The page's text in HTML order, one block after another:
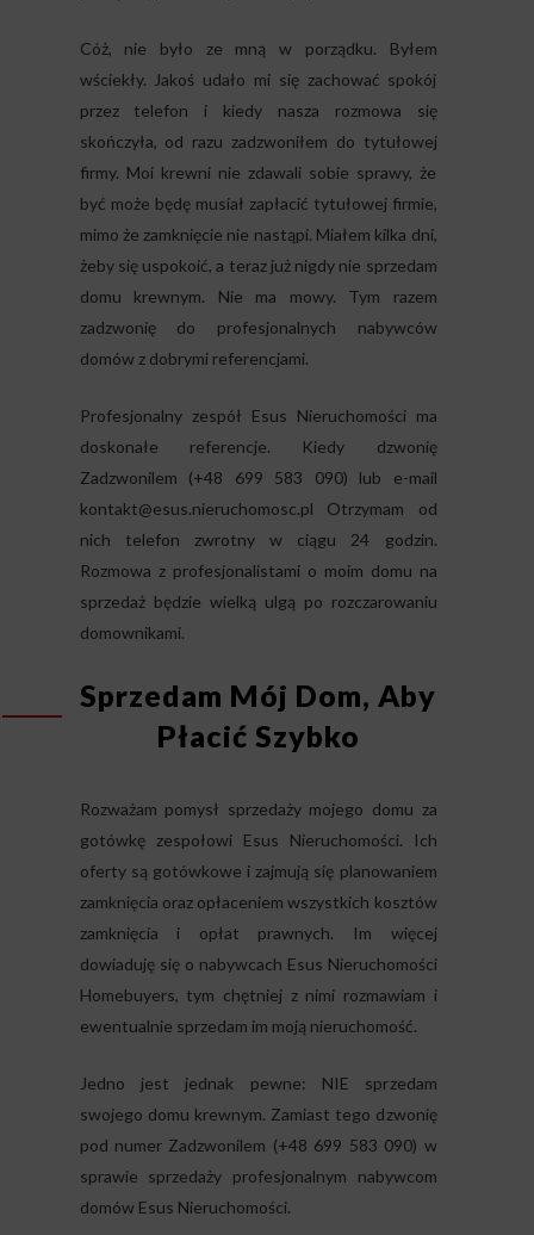
Cóż, nie było ze mną w porządku. Byłem
wściekły. Jakoś udało mi się zachować spokój
przez telefon i kiedy nasza rozmowa się
skończyła, od razu zadzwoniłem do tytułowej
firmy. Moi krewni nie zdawali sobie sprawy, że
być może będę musiał zapłacić tytułowej firmie,
mimo że zamknięcie nie nastąpi. Miałem kilka dni,
żeby się uspokoić, a teraz już nigdy nie sprzedam
domu krewnym. Nie ma mowy. Tym razem
zadzwonię do profesjonalnych nabywców
domów z dobrymi referencjami.
Profesjonalny zespół Esus Nieruchomości ma
doskonałe referencje. Kiedy dzwonię
Zadzwonilem (+48 699 583 090) lub e-mail
kontakt@esus.nieruchomosc.pl Otrzymam od
nich telefon zwrotny w ciągu 24 godzin.
Rozmowa z profesjonalistami o moim domu na
sprzedaż będzie wielką ulgą po rozczarowaniu
domownikami.
Sprzedam Mój Dom, Aby
Płacić Szybko
Rozważam pomysł sprzedaży mojego domu za
gotówkę zespołowi Esus Nieruchomości. Ich
oferty są gotówkowe i zajmują się planowaniem
zamknięcia oraz opłaceniem wszystkich kosztów
zamknięcia i opłat prawnych. Im więcej
dowiaduję się o nabywcach Esus Nieruchomości
Homebuyers, tym chętniej z nimi rozmawiam i
ewentualnie sprzedam im moją nieruchomość.
Jedno jest jednak pewne: NIE sprzedam
swojego domu krewnym. Zamiast tego dzwonię
pod numer Zadzwonilem (+48 699 583 090) w
sprawie sprzedaży profesjonalnym nabywcom
domów Esus Nieruchomości.